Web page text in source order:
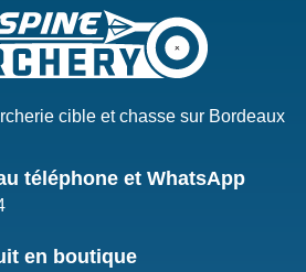
cible et chasse sur Bordeaux
téléphone et WhatsApp
en boutique